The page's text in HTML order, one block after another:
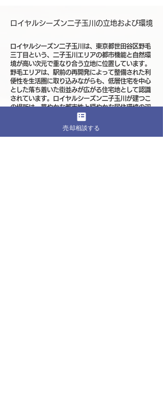
ロイヤルシーズン二子玉川の立地および環境
ロイヤルシーズン二子玉川は、東京都世田谷区野毛
三丁目という、二子玉川エリアの都市機能と自然環
境が高い次元で重なり合う立地に位置しています。
野毛エリアは、駅前の再開発によって整備された利
便性を生活圏に取り込みながらも、低層住宅を中心
とした落ち着いた街並みが広がる住宅地として認識
されています。ロイヤルシーズン二子玉川が建つこ
の場所は、華やかな都市性と穏やかな居住環境の双
方を意識できるポジションです。
利用が想定される駅としては、東急田園都市線およ
売却相談する